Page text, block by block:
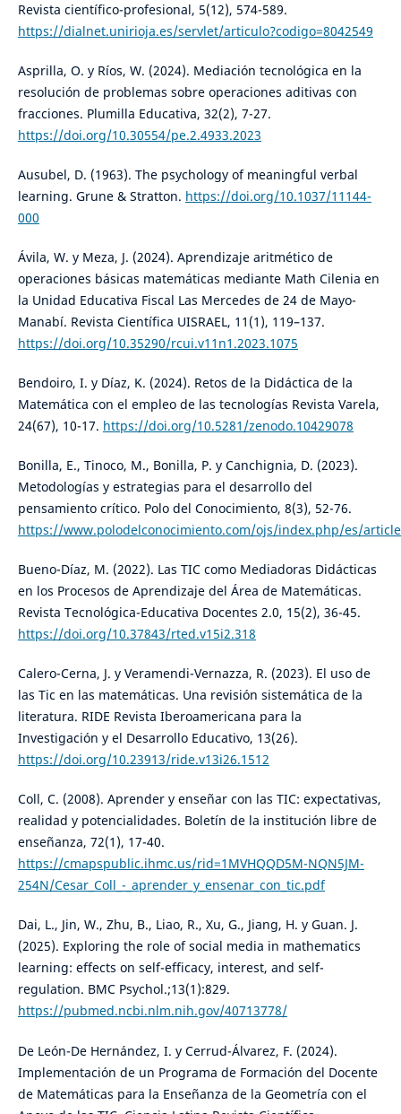
Revista científico-profesional, 5(12), 574-589.
https://dialnet.unirioja.es/servlet/articulo?codigo=8042549
Asprilla, O. y Ríos, W. (2024). Mediación tecnológica en la
resolución de problemas sobre operaciones aditivas con
fracciones. Plumilla Educativa, 32(2), 7-27.
https://doi.org/10.30554/pe.2.4933.2023
Ausubel, D. (1963). The psychology of meaningful verbal
learning. Grune & Stratton. https://doi.org/10.1037/11144-
000
Ávila, W. y Meza, J. (2024). Aprendizaje aritmético de
operaciones básicas matemáticas mediante Math Cilenia en
la Unidad Educativa Fiscal Las Mercedes de 24 de Mayo-
Manabí. Revista Científica UISRAEL, 11(1), 119–137.
https://doi.org/10.35290/rcui.v11n1.2023.1075
Bendoiro, I. y Díaz, K. (2024). Retos de la Didáctica de la
Matemática con el empleo de las tecnologías Revista Varela,
24(67), 10-17. https://doi.org/10.5281/zenodo.10429078
Bonilla, E., Tinoco, M., Bonilla, P. y Canchignia, D. (2023).
Metodologías y estrategias para el desarrollo del
pensamiento crítico. Polo del Conocimiento, 8(3), 52-76.
https://www.polodelconocimiento.com/ojs/index.php/es/
Bueno-Díaz, M. (2022). Las TIC como Mediadoras Didácticas
en los Procesos de Aprendizaje del Área de Matemáticas.
Revista Tecnológica-Educativa Docentes 2.0, 15(2), 36-45.
https://doi.org/10.37843/rted.v15i2.318
Calero-Cerna, J. y Veramendi-Vernazza, R. (2023). El uso de
las Tic en las matemáticas. Una revisión sistemática de la
literatura. RIDE Revista Iberoamericana para la
Investigación y el Desarrollo Educativo, 13(26).
https://doi.org/10.23913/ride.v13i26.1512
Coll, C. (2008). Aprender y enseñar con las TIC: expectativas,
realidad y potencialidades. Boletín de la institución libre de
enseñanza, 72(1), 17-40.
https://cmapspublic.ihmc.us/rid=1MVHQQD5M-NQN5JM-
254N/Cesar_Coll_-_aprender_y_ensenar_con_tic.pdf
Dai, L., Jin, W., Zhu, B., Liao, R., Xu, G., Jiang, H. y Guan. J.
(2025). Exploring the role of social media in mathematics
learning: effects on self-efficacy, interest, and self-
regulation. BMC Psychol.;13(1):829.
https://pubmed.ncbi.nlm.nih.gov/40713778/
De León-De Hernández, I. y Cerrud-Álvarez, F. (2024).
Implementación de un Programa de Formación del Docente
de Matemáticas para la Enseñanza de la Geometría con el